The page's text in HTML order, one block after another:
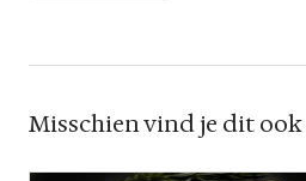
Misschien vind je dit